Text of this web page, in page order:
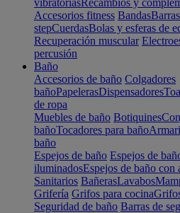
vibratoriasRecambios y
Accesorios fitness BandasBarras
stepCuerdasBolas y esferas de
Recuperación muscular
percusión
Baño
Accesorios de baño Colgadores
bañoPapelerasDispensadores
de ropa
Muebles de baño Botiquines
bañoTocadores para baño
baño
Espejos de baño Espejos de
iluminadosEspejos de baño con
Sanitarios BañerasLavabos
Grifería Grifos para cocina
Seguridad de baño Barras de